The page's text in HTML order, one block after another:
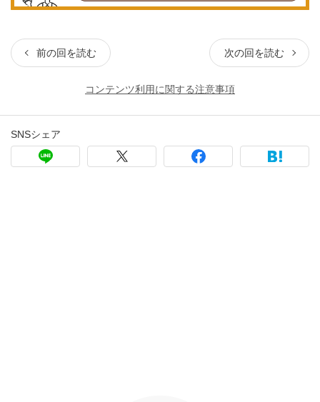
前の回を読む 次の回を読む
コンテンツ利用に関する注意事項
SNSシェア